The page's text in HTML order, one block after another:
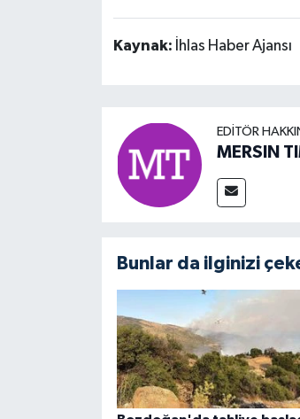
Kaynak: İhlas Haber Ajansı
EDITÖR
MERSIN
Bunlar da ilginizi